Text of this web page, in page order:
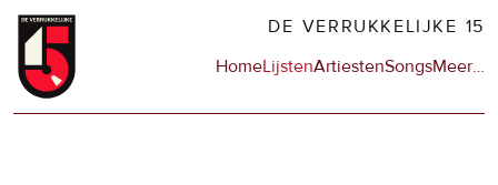
Overslaan
naar
DE VERRUKKELIJKE 15
Hoofdnavigatie
HomeLijstenArtiestenSongsMeerop
…